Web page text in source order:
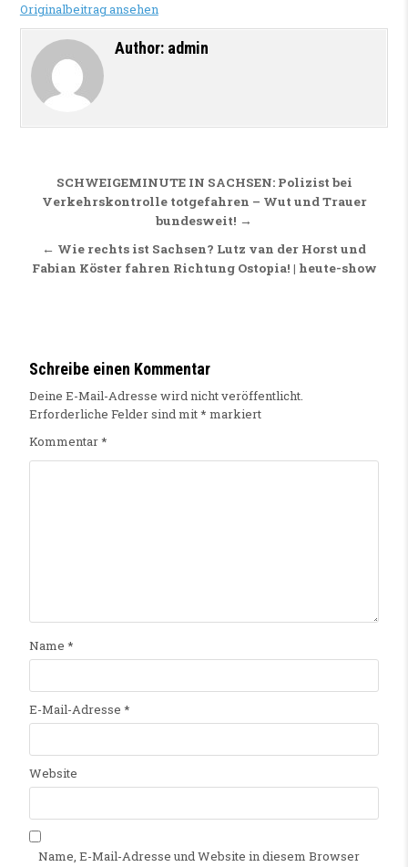
Originalbeitrag ansehen
Author: admin
Beitragsnavigation
SCHWEIGEMINUTE IN SACHSEN: Polizist bei
Verkehrskontrolle totgefahren – Wut und Trauer
bundesweit! →
← Wie rechts ist Sachsen? Lutz van der Horst und
Fabian Köster fahren Richtung Ostopia! | heute-show
Schreibe einen Kommentar
Deine E-Mail-Adresse wird nicht veröffentlicht.
Erforderliche Felder sind mit* markiert
Kommentar*
Name *
E-Mail-Adresse *
Website
Name, E-Mail-Adresse und Website in diesem Browser